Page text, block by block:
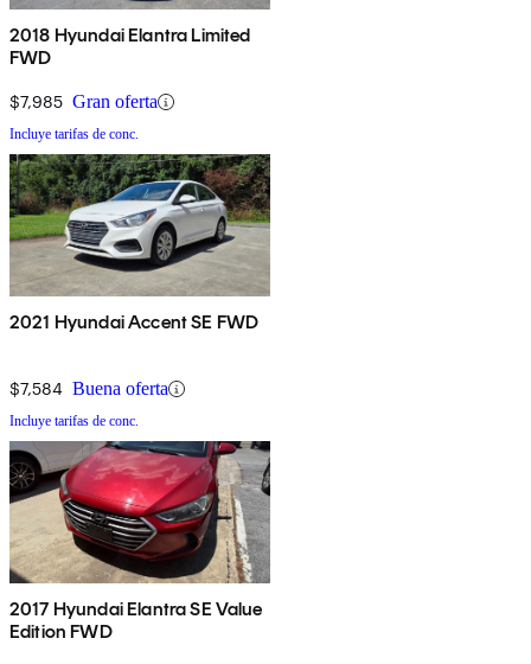
2018 Hyundai Elantra Limited
FWD
$7,985 Gran oferta
Incluye tarifas de conc.
2021 Hyundai Accent SE FWD
$7,584 Buena oferta
Incluye tarifas de conc.
2017 Hyundai Elantra SE Value
Edition FWD